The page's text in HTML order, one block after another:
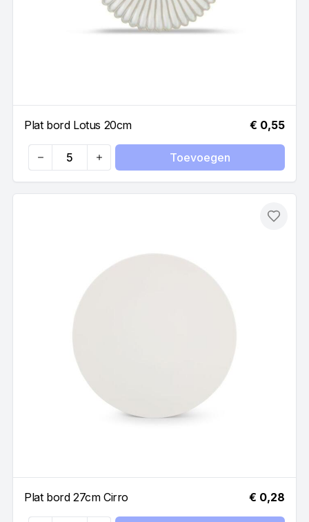
Plat bord Lotus 20cm € 0,55
Quantity
Toevoegen
Plat bord 27cm Cirro € 0,28